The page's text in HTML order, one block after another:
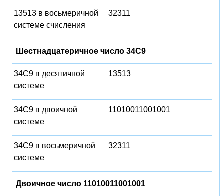
13513 в восьмеричной
системе счисления
32311
Шестнадцатеричное число 34C9
34C9 в десятичной
системе
13513
34C9 в двоичной
системе
11010011001001
34C9 в восьмеричной
системе
32311
Двоичное число 11010011001001